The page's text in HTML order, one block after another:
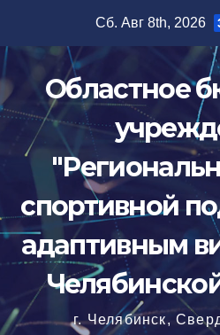
содержимому
Сб. Авг 8th, 2026
Областное
спортивной
адаптивным
г. Челябинск,